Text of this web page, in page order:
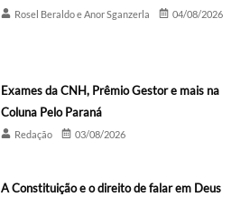
Rosel Beraldo e Anor Sganzerla 04/08/2026
Exames da CNH, Prêmio Gestor e mais na
Coluna Pelo Paraná
Redação 03/08/2026
A Constituição e o direito de falar em Deus